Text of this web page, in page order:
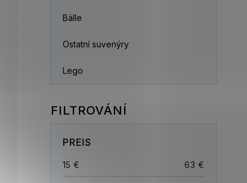
Bälle
Ostatní suvenýry
Lego
PREIS
15 € 63 €